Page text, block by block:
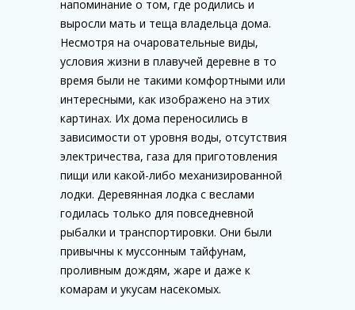
напоминание о том, где родились и
выросли мать и теща владельца дома.
Несмотря на очаровательные виды,
условия жизни в плавучей деревне в то
время были не такими комфортными или
интересными, как изображено на этих
картинах. Их дома переносились в
зависимости от уровня воды, отсутствия
электричества, газа для приготовления
пищи или какой-либо механизированной
лодки. Деревянная лодка с веслами
годилась только для повседневной
рыбалки и транспортировки. Они были
привычны к муссонным тайфунам,
проливным дождям, жаре и даже к
комарам и укусам насекомых.